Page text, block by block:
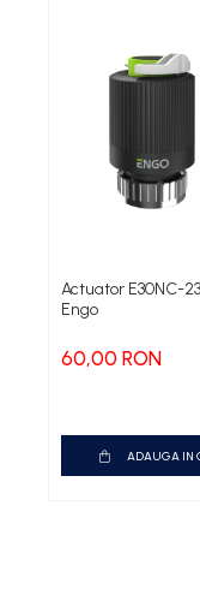
Actuator E30NC-
Engo
60,00 RON
ADAUGA IN